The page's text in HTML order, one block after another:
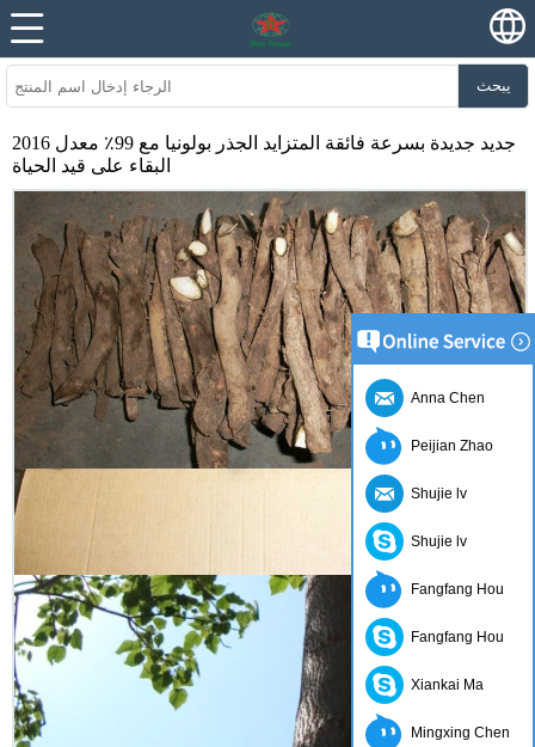
يبحث
2016 جديد جديدة بسرعة فائقة المتزايد الجذر بولونيا مع 99٪ معدل
البقاء على قيد الحياة
Anna Chen
Peijian Zhao
Shujie lv
Shujie lv
Fangfang Hou
Fangfang Hou
Xiankai Ma
Mingxing Chen